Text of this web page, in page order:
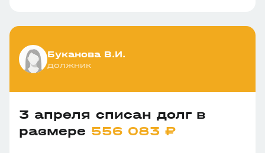
Буканова В.И.
должник
3 апреля списан долг в
размере 556 083 ₽